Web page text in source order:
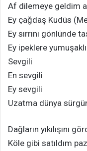
Af dilemeye geldim
Ey çağdaş Kudüs
Ey sırrını gönlünde
Ey ipeklere
Sevgili
En sevgili
Ey sevgili
Uzatma dünya
Dağların yıkılışını
Köle gibi satıldım